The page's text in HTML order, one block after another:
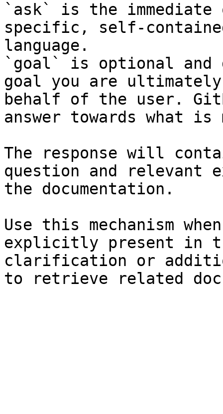
`ask` is the
specific, self-
language.
`goal` is optional and
goal you are
behalf of the user.
answer towards what
The response will
question and relevant
the documentation.
Use this mechanism
explicitly present in
clarification or